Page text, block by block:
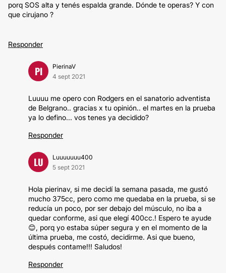
porq SOS alta y tenés espalda grande. Dónde te operas? Y con
que cirujano ?
Responder
PI
PierinaV
4 sept 2021
Luuuu me opero con Rodgers en el sanatorio adventista
de Belgrano.. gracias x tu opinión.. el martes en la prueba
ya lo defino... vos tenes ya decidido?
Responder
LU
Luuuuuuu400
5 sept 2021
Hola pierinav, si me decidí la semana pasada, me gustó
mucho 375cc, pero como me quedaba en la prueba, si se
reducía un poco, por ser debajo del músculo, no iba a
quedar conforme, asi que elegí 400cc.! Espero te ayude
😊, porq yo estaba súper segura y en el momento de la
última prueba, me costó, decidirme. Asi que bueno,
después contame!!! Saludos!
Responder